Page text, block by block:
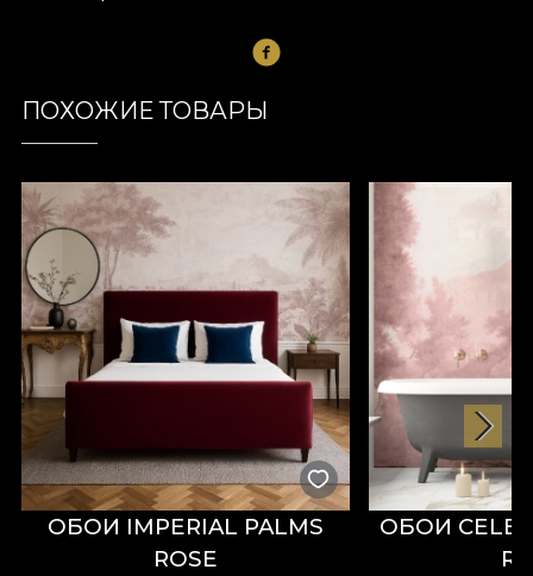
ПОХОЖИЕ ТОВАРЫ
ОБОИ IMPERIAL PALMS
ROSE
ОБОИ